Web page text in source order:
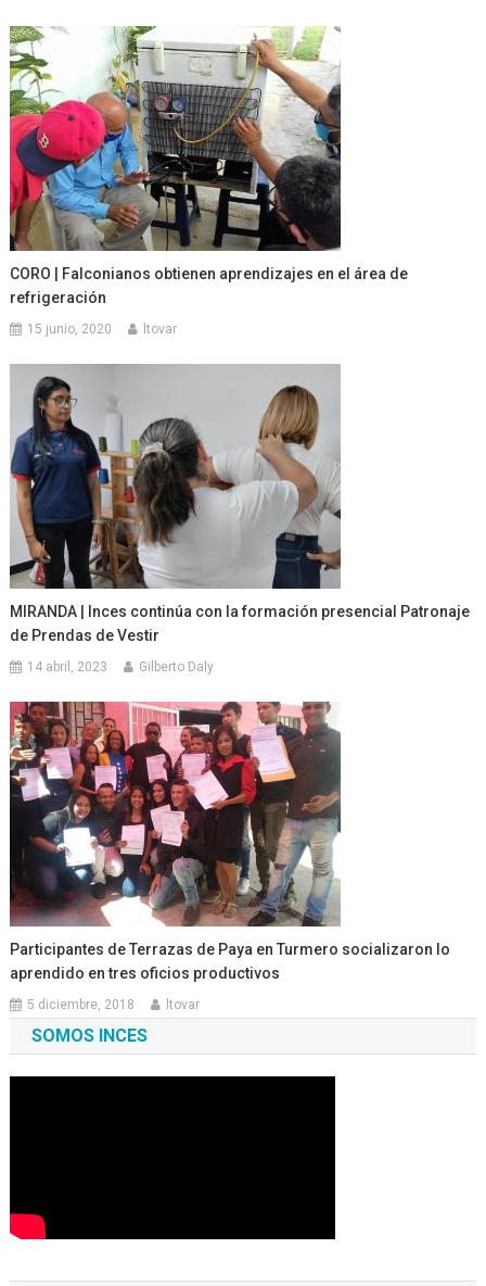
CORO | Falconianos obtienen aprendizajes en el área de
refrigeración
15 junio, 2020 ltovar
MIRANDA | Inces continúa con la formación presencial Patronaje
de Prendas de Vestir
14 abril, 2023 Gilberto Daly
Participantes de Terrazas de Paya en Turmero socializaron lo
aprendido en tres oficios productivos
5 diciembre, 2018 ltovar
SOMOS INCES